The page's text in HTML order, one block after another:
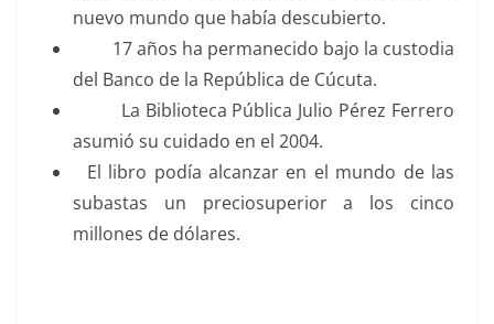
nuevo mundo que había descubierto.
17 años ha permanecido bajo la custodia
del Banco de la República de Cúcuta.
La Biblioteca Pública Julio Pérez Ferrero
asumió su cuidado en el 2004.
El libro podía alcanzar en el mundo de las
subastas un preciosuperior a los cinco
millones de dólares.